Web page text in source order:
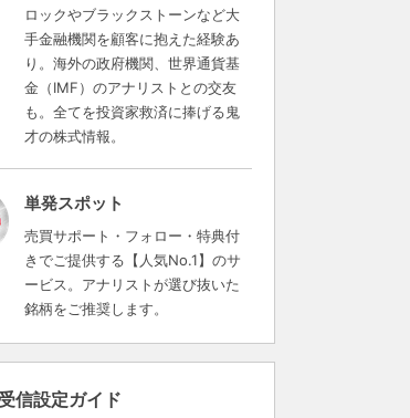
ロックやブラックストーンなど大
手金融機関を顧客に抱えた経験あ
り。海外の政府機関、世界通貨基
金（IMF）のアナリストとの交友
も。全てを投資家救済に捧げる鬼
才の株式情報。
単発スポット
売買サポート・フォロー・特典付
きでご提供する【人気No.1】のサ
ービス。アナリストが選び抜いた
銘柄をご推奨します。
信設定ガイド